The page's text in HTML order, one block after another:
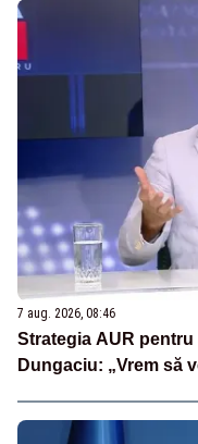
7 aug. 2026, 08:46
Strategia AUR
Dungaciu: „Vrem să